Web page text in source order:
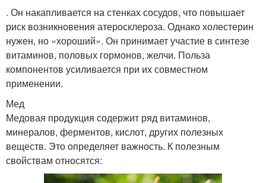
. Он накапливается на стенках сосудов, что повышает
риск возникновения атеросклероза. Однако холестерин
нужен, но «хороший». Он принимает участие в синтезе
витаминов, половых гормонов, желчи. Польза
компонентов усиливается при их совместном
применении.
Мед
Медовая продукция содержит ряд витаминов,
минералов, ферментов, кислот, других полезных
веществ. Это определяет важность. К полезным
свойствам относятся: